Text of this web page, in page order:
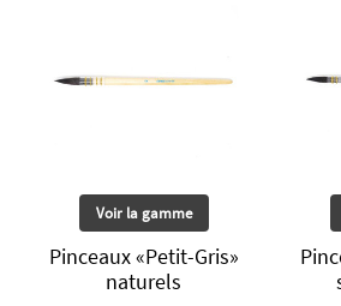
Voir la gamme
Pinceaux «Petit-Gris»
naturels